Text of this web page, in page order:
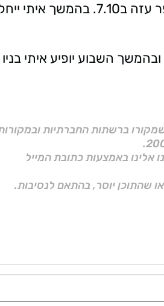
סיון נרצחה עם בן זוגה נאור חסידים ז״ל בביתם בכפר עזה
השבוע יופיע איתי בניו
ברשתות החברתיות
אלינו באמצעות כתובת המייל
שהתוכן יוסר, בהתאם לנסיבות.